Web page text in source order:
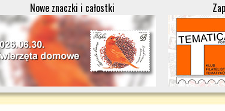
Nowe znaczki i całostki